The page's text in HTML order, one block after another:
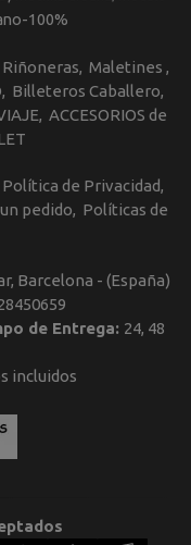
100%
Riñoneras Maletines
Billeteros Caballero
ACCESORIOS de
Política de Privacidad
pedido
Políticas de
Barcelona - (España)
de Entrega: 24, 48
incluidos